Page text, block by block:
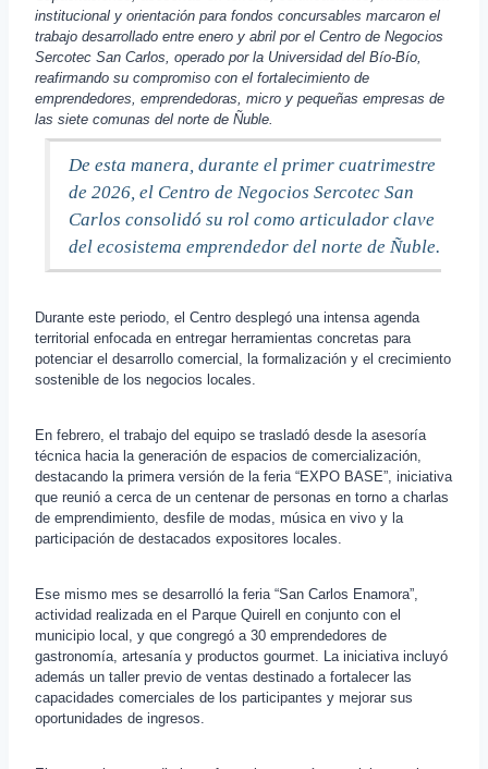
institucional y orientación para fondos concursables marcaron el
trabajo desarrollado entre enero y abril por el Centro de Negocios
Sercotec San Carlos, operado por la Universidad del Bío-Bío,
reafirmando su compromiso con el fortalecimiento de
emprendedores, emprendedoras, micro y pequeñas empresas de
las siete comunas del norte de Ñuble.
De esta manera, durante el primer cuatrimestre
de 2026, el Centro de Negocios Sercotec San
Carlos consolidó su rol como articulador clave
del ecosistema emprendedor del norte de Ñuble.
Durante este periodo, el Centro desplegó una intensa agenda
territorial enfocada en entregar herramientas concretas para
potenciar el desarrollo comercial, la formalización y el crecimiento
sostenible de los negocios locales.
En febrero, el trabajo del equipo se trasladó desde la asesoría
técnica hacia la generación de espacios de comercialización,
destacando la primera versión de la feria “EXPO BASE”, iniciativa
que reunió a cerca de un centenar de personas en torno a charlas
de emprendimiento, desfile de modas, música en vivo y la
participación de destacados expositores locales.
Ese mismo mes se desarrolló la feria “San Carlos Enamora”,
actividad realizada en el Parque Quirell en conjunto con el
municipio local, y que congregó a 30 emprendedores de
gastronomía, artesanía y productos gourmet. La iniciativa incluyó
además un taller previo de ventas destinado a fortalecer las
capacidades comerciales de los participantes y mejorar sus
oportunidades de ingresos.